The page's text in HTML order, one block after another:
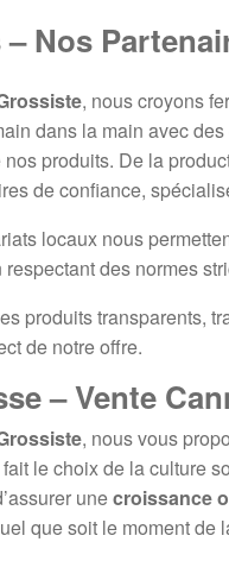
Nos
, nous croyons
dans la main avec
produits. De la
de confiance,
locaux nous
des normes
produits transparents,
de notre offre.
– Vente
, nous vous
le choix de la culture
unecroissance
que soit le moment de